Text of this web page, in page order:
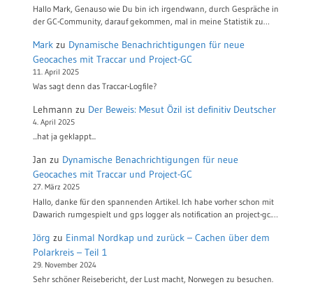
Hallo Mark, Genauso wie Du bin ich irgendwann, durch Gespräche in
der GC-Community, darauf gekommen, mal in meine Statistik zu…
Mark zu Dynamische Benachrichtigungen für neue
Geocaches mit Traccar und Project-GC
11. April 2025
Was sagt denn das Traccar-Logfile?
Lehmann zu Der Beweis: Mesut Özil ist definitiv Deutscher
4. April 2025
...hat ja geklappt...
Jan zu Dynamische Benachrichtigungen für neue
Geocaches mit Traccar und Project-GC
27. März 2025
Hallo, danke für den spannenden Artikel. Ich habe vorher schon mit
Dawarich rumgespielt und gps logger als notification an project-gc.…
Jörg zu Einmal Nordkap und zurück – Cachen über dem
Polarkreis – Teil 1
29. November 2024
Sehr schöner Reisebericht, der Lust macht, Norwegen zu besuchen.